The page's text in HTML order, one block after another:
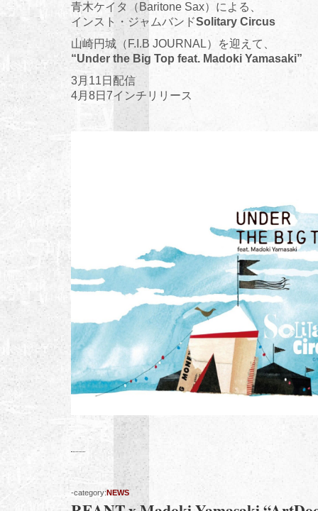
青木ケイタ（Baritone Sax）による、
インスト・ジャムバンドSolitary Circus
山崎円城（F.I.B JOURNAL）を迎えて、
“Under the Big Top feat. Madoki Yamasaki”
3月11日配信
4月8日7インチリリース
-category:NEWS